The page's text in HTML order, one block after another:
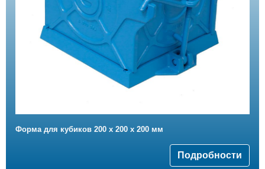
Форма для кубиков 200 х 200 х 200 мм
Подробности